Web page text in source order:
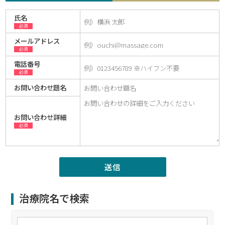
氏名
必須
メールアドレス
必須
電話番号
必須
お問い合わせ題名
お問い合わせ詳細
必須
治療院名で検索